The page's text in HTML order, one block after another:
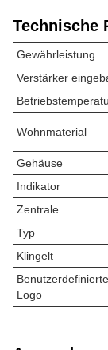
Technische
Gewährleistung
Verstärker
Wohnmaterial
Gehäuse
Indikator
Zentrale
Typ
Klingelt
Logo